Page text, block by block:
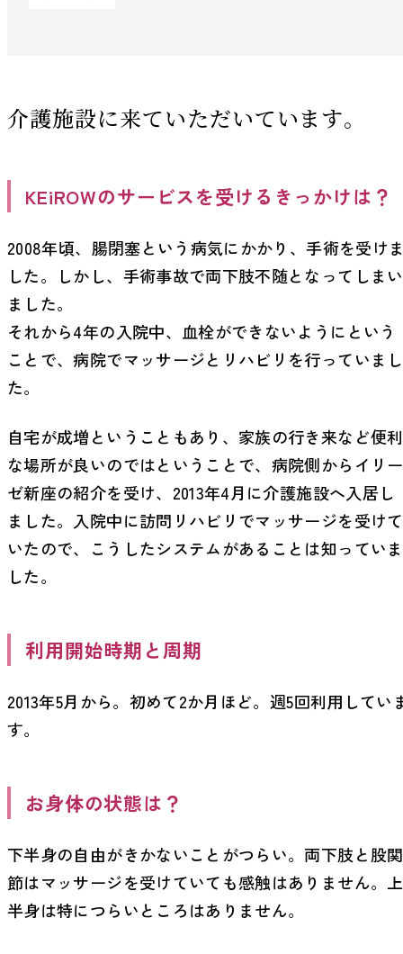
介護施設に来ていただいています。
KEiROWのサービスを受けるきっかけは？
2008年頃、腸閉塞という病気にかかり、手術を受け
した。しかし、手術事故で両下肢不随となってしまい
ました。
それから4年の入院中、血栓ができないようにという
ことで、病院でマッサージとリハビリを行っていまし
た。
自宅が成増ということもあり、家族の行き来など便利
な場所が良いのではということで、病院側からイリー
ゼ新座の紹介を受け、2013年4月に介護施設へ入居し
ました。入院中に訪問リハビリでマッサージを受けて
いたので、こうしたシステムがあることは知っていま
した。
利用開始時期と周期
2013年5月から。初めて2か月ほど。週5回利用してい
す。
お身体の状態は？
下半身の自由がきかないことがつらい。両下肢と股関
節はマッサージを受けていても感触はありません。上
半身は特につらいところはありません。